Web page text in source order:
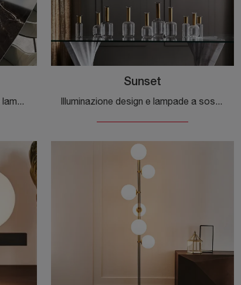
Clicca e ottieni informazioni sulle lampade a sospensione di Cattelan Italia: il modello Bloom in vetro ti sta aspettando!
Sunset
Illuminazione design e lampade a sospensione: scopri di più sulla lampada Sunset in metallo che ti consigliamo.